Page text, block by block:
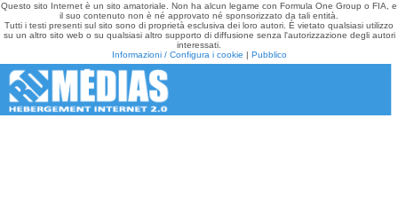
Questo sito Internet è un sito amatoriale. Non ha alcun legame con Formula One Group o FIA, e
il suo contenuto non è né approvato né sponsorizzato da tali entità.
Tutti i testi presenti sul sito sono di proprietà esclusiva dei loro autori. È vietato qualsiasi utilizzo
su un altro sito web o su qualsiasi altro supporto di diffusione senza l'autorizzazione degli autori
interessati.
Informazioni / Configura i cookie | Pubblico